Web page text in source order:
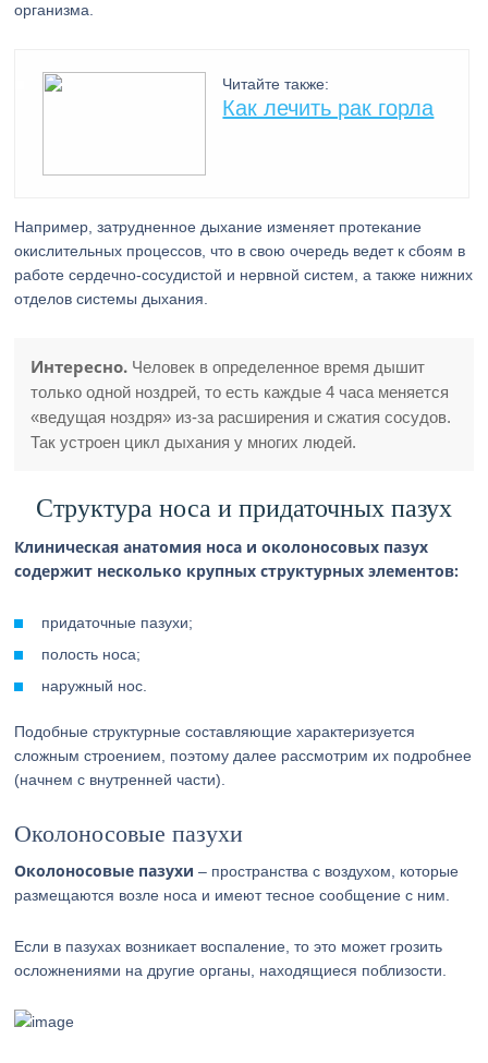
организма.
Читайте также:
Как лечить рак горла
Например, затрудненное дыхание изменяет протекание
окислительных процессов, что в свою очередь ведет к сбоям в
работе сердечно-сосудистой и нервной систем, а также нижних
отделов системы дыхания.
Интересно. Человек в определенное время дышит
только одной ноздрей, то есть каждые 4 часа меняется
«ведущая ноздря» из-за расширения и сжатия сосудов.
Так устроен цикл дыхания у многих людей.
Структура носа и придаточных пазух
Клиническая анатомия носа и околоносовых пазух
содержит несколько крупных структурных элементов:
придаточные пазухи;
полость носа;
наружный нос.
Подобные структурные составляющие характеризуется
сложным строением, поэтому далее рассмотрим их подробнее
(начнем с внутренней части).
Околоносовые пазухи
Околоносовые пазухи – пространства с воздухом, которые
размещаются возле носа и имеют тесное сообщение с ним.
Если в пазухах возникает воспаление, то это может грозить
осложнениями на другие органы, находящиеся поблизости.